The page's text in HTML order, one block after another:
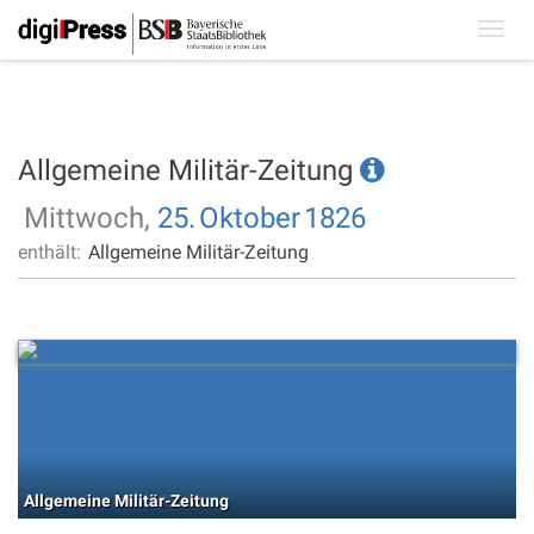
Allgemeine Militär-Zeitung
Mittwoch, 25.Oktober1826
enthält: Allgemeine Militär-Zeitung
Allgemeine Militär-Zeitung